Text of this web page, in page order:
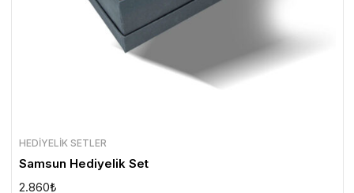
HEDIYELIK SETLER
Samsun Hediyelik Set
2.860₺